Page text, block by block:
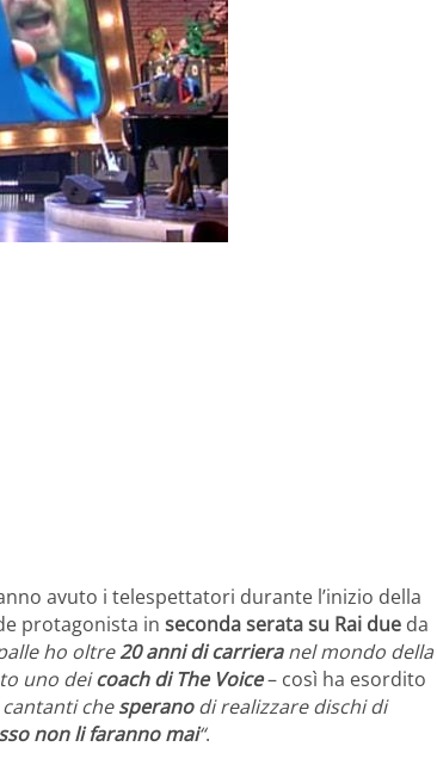
avuto i telespettatori durante l’inizio della
protagonista in seconda serata su Rai due da
ho oltre20 anni di carrieranel mondo della
uno deicoach di The Voice– così ha esordito
chesperanodi realizzare dischi di
non li faranno mai“.